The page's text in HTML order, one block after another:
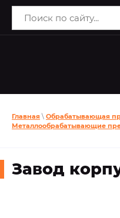
Главная \ Обрабатывающая
Металлообрабатывающие
Завод